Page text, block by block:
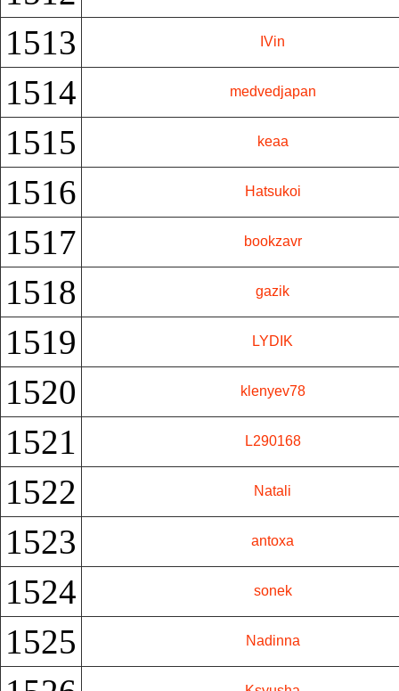
1513 IVin
1514 medvedjapan
1515 keaa
1516 Hatsukoi
1517 bookzavr
1518 gazik
1519 LYDIK
1520 klenyev78
1521 L290168
1522 Natali
1523 antoxa
1524 sonek
1525 Nadinna